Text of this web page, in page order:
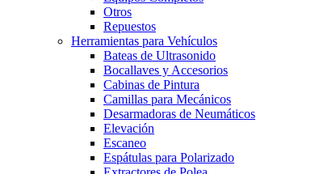
Otros
Repuestos
Herramientas para Vehículos
Bateas de Ultrasonido
Bocallaves y Accesorios
Cabinas de Pintura
Camillas para Mecánicos
Desarmadoras de Neumáticos
Elevación
Escaneo
Espátulas para Polarizado